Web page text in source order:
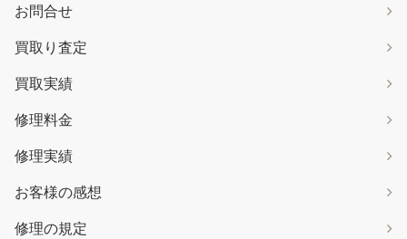
お問合せ
買取り査定
買取実績
修理料金
修理実績
お客様の感想
修理の規定